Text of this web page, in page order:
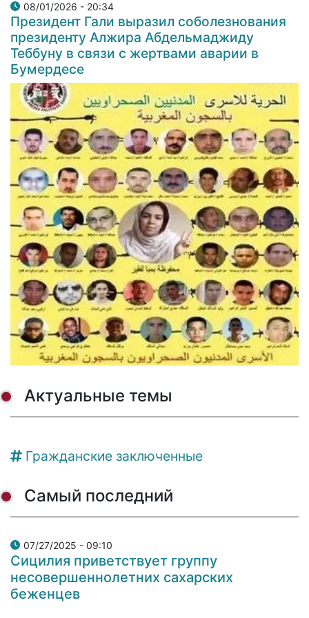
08/01/2026 - 20:34
Президент Гали выразил соболезнования
президенту Алжира Абдельмаджиду
Теббуну в связи с жертвами аварии в
Бумердесе
Актуальные темы
Гражданские заключенные
Самый последний
07/27/2025 - 09:10
Сицилия приветствует группу
несовершеннолетних сахарских
беженцев